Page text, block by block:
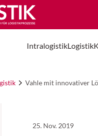
IntralogistikLogistik
Vahle mit innovativer
25. Nov. 2019